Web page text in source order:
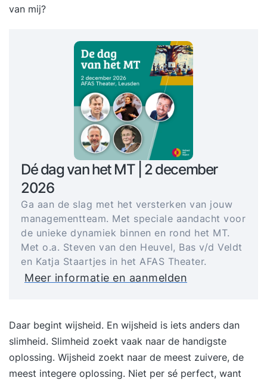
van mij?
Dé dag van het MT | 2 december
2026
Ga aan de slag met het versterken van jouw
managementteam. Met speciale aandacht voor
de unieke dynamiek binnen en rond het MT.
Met o.a. Steven van den Heuvel, Bas v/d Veldt
en Katja Staartjes in het AFAS Theater.
Meer informatie en aanmelden
Daar begint wijsheid. En wijsheid is iets anders dan
slimheid. Slimheid zoekt vaak naar de handigste
oplossing. Wijsheid zoekt naar de meest zuivere, de
meest integere oplossing. Niet per sé perfect, want